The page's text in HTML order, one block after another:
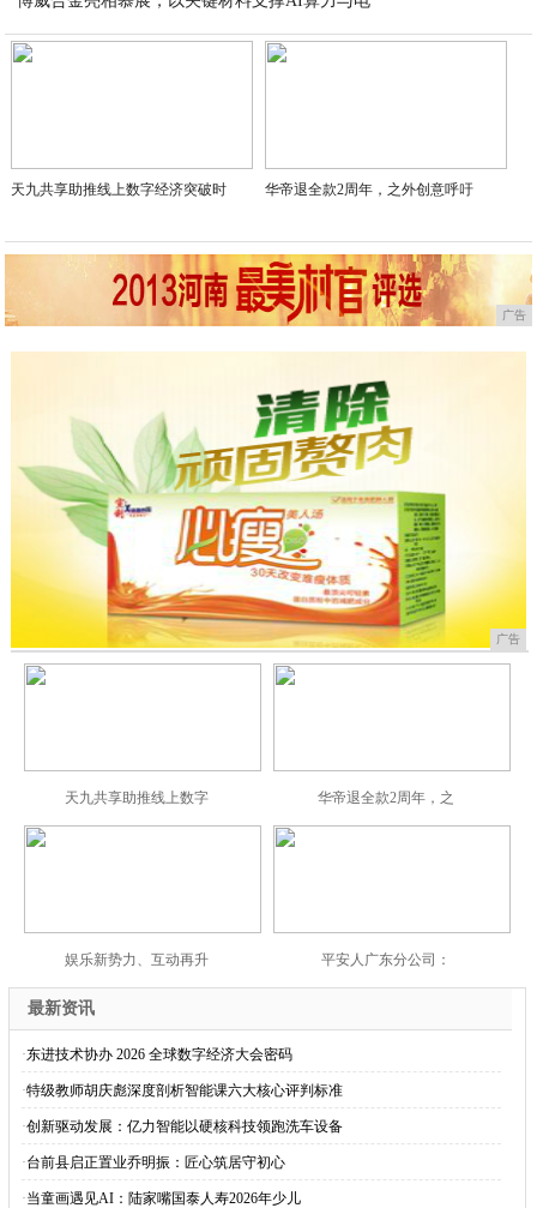
2026-07-06
天九共享助推线上数字经济突破时 华帝退全款2周年，之外创意呼吁
广告
广告
天九共享助推线上数字 华帝退全款2周年，之
娱乐新势力、互动再升 平安人广东分公司：
最新资讯
·东进技术协办 2026 全球数字经济大会密码
·特级教师胡庆彪深度剖析智能课六大核心评判标准
·创新驱动发展：亿力智能以硬核科技领跑洗车设备
·台前县启正置业乔明振：匠心筑居守初心
·当童画遇见AI：陆家嘴国泰人寿2026年少儿